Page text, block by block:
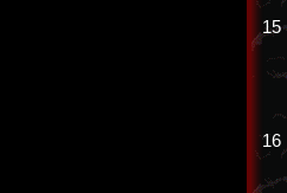
15
16